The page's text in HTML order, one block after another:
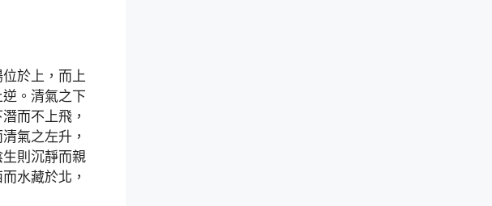
於上，而上
。清氣之下
而不上飛，
氣之左升，
則沉靜而親
水藏於北，